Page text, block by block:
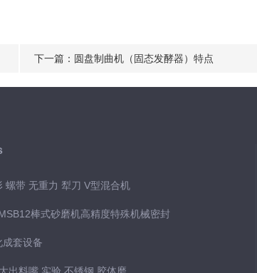
下一篇： 圆盘制曲机（固态发酵器）特点
螺带 无重力 犁刀 V型混合机
棒式砂磨机高精度特殊机械密封
套设备